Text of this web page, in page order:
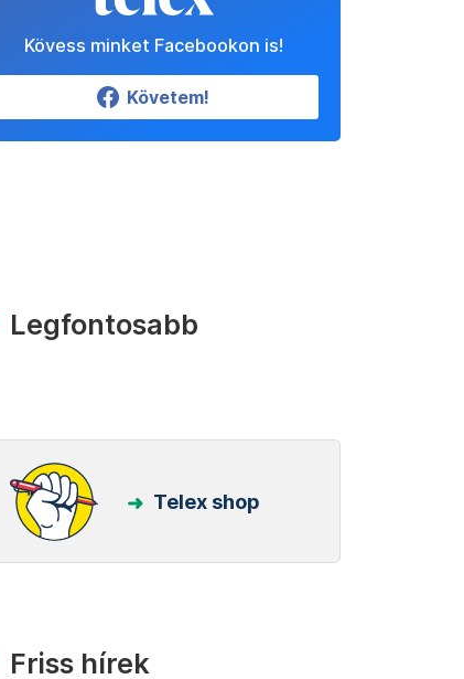
Kövess minket Facebookon is!
Követem!
Legfontosabb
Telex shop
Friss hírek